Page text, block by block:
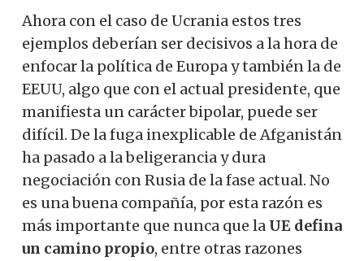
Ahora con el caso de Ucrania estos tres
ejemplos deberían ser decisivos a la hora de
enfocar la política de Europa y también la de
EEUU, algo que con el actual presidente, que
manifiesta un carácter bipolar, puede ser
difícil. De la fuga inexplicable de Afganistán
ha pasado a la beligerancia y dura
negociación con Rusia de la fase actual. No
es una buena compañía, por esta razón es
más importante que nunca que la UE defina
un camino propio, entre otras razones